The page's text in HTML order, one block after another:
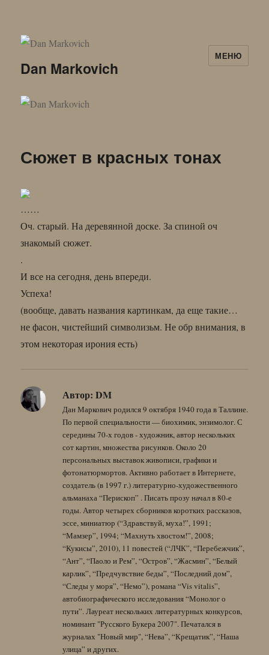
Dan Markovich
МЕНЮ
Сюжет в красных тонах
……
Оч. старый. На деревянной доске. За спиной оч
знакомый сюжет.
.
И все на сегодня, день впереди.
Успеха!
(вообще, давать названия картинкам, да еще такие…
не фасон, чистейший символизьм. Не обр внимания, в
этом некоторая ирония есть)
Автор: DM
Дан Маркович родился 9 октября 1940 года в Таллине.
По первой специальности — биохимик, энзимолог. С
середины 70-х годов - художник, автор нескольких
сот картин, множества рисунков. Около 20
персональных выставок живописи, графики и
фотонатюрмортов. Активно работает в Интернете,
создатель (в 1997 г.) литературно-художественного
альманаха “Перископ” . Писать прозу начал в 80-е
годы. Автор четырех сборников коротких рассказов,
эссе, миниатюр (“Здравствуй, муха!”, 1991;
“Мамзер”, 1994; “Махнуть хвостом!”, 2008;
“Кукисы”, 2010), 11 повестей (“ЛЧК”, “Перебежчик”,
“Ант”, “Паоло и Рем”, “Остров”, “Жасмин”, “Белый
карлик”, “Предчувствие беды”, “Последний дом”,
“Следы у моря”, “Немо”), романа “Vis vitalis”,
автобиографического исследования “Монолог о
пути”. Лауреат нескольких литературных конкурсов,
номинант "Русского Букера 2007". Печатался в
журналах "Новый мир", “Нева”, “Крещатик”, “Наша
улица” и других.